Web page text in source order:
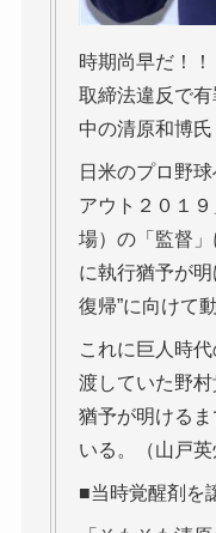
時期尚早だ！
取締法違反で
中の清原和博氏
日米のプロ野
アウト２０１
場）の「監督
に執行猶予が
復帰”に向けて
これに巨人時
渡していた野
猶予が明ける
いる。（山戸英
■当時覚醒剤を